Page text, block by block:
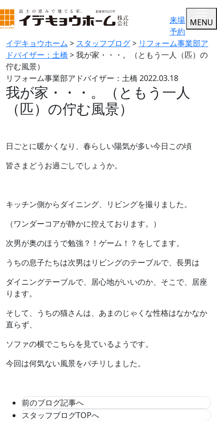
来場
予約
MENU
イデキョウホーム > スタッフブログ> リフォーム事業部ア
ドバイザー：土橋 >我が家・・・。（ともう一人（匹）の
佇む風景）
リフォーム事業部アドバイザー：土橋 2022.03.18
我が家・・・。（ともう一人
（匹）の佇む風景）
日ごとに暖かくなり、春らしい陽気が多い今日この頃
皆さまどうお過ごしでしょうか。
キッチン側からダイニング、リビングを撮りました。
（ワンダーコアが静かに控えております。）
次男が奥のほうで勉強？！ゲーム！？をしてます。
うちの息子たちは次男はリビングのテーブルで、長男は
ダイニングテーブルで、居心地がいいのか、そこで、居座
ります。
そして、うちの猫さんは、あまのじゃくな性格はなかなか
直らず、
ソファの横でこちらを見ているようです。
今回は何気ない風景をパチリしました。
前のブログ記事へ
スタッフブログTOPへ